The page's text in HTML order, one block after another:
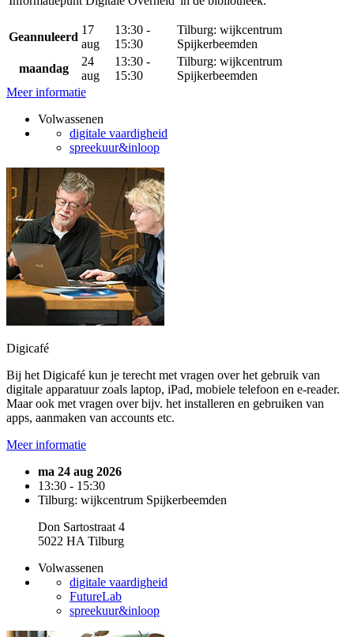
Geannuleerd
17
aug
13:30 -
15:30
Tilburg: wijkcentrum
Spijkerbeemden
maandag
24
aug
13:30 -
15:30
Tilburg: wijkcentrum
Spijkerbeemden
Meer informatie
Volwassenen
digitale vaardigheid
spreekuur&inloop
Digicafé
Bij het Digicafé kun je terecht met vragen over het gebruik van
digitale apparatuur zoals laptop, iPad, mobiele telefoon en e-reader.
Maar ook met vragen over bijv. het installeren en gebruiken van
apps, aanmaken van accounts etc.
Meer informatie
ma 24 aug 2026
13:30 - 15:30
Tilburg: wijkcentrum Spijkerbeemden
Don Sartostraat 4
5022 HA Tilburg
Volwassenen
digitale vaardigheid
FutureLab
spreekuur&inloop